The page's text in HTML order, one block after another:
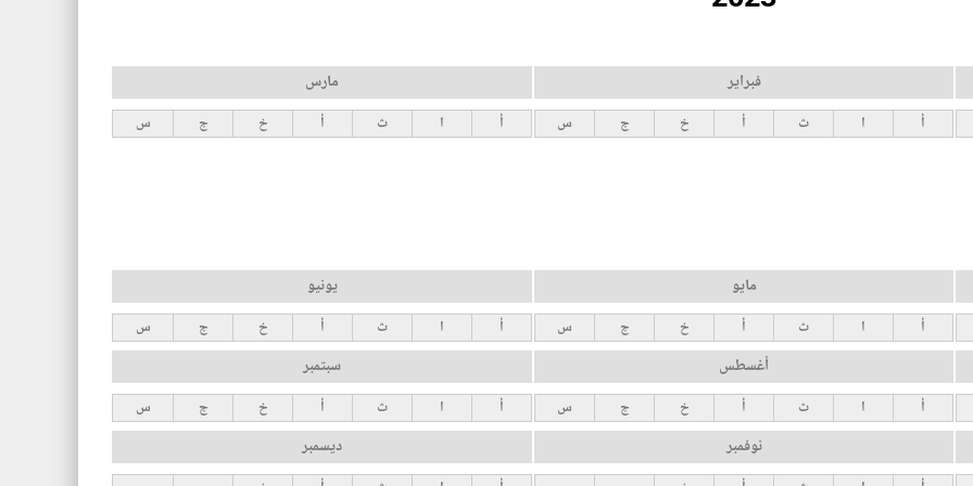
فبراير
أ ا ث أ خ ج س
مارس
أ ا ث أ خ ج س
مايو
أ ا ث أ خ ج س
يونيو
أ ا ث أ خ ج س
أغسطس
أ ا ث أ خ ج س
سبتمبر
أ ا ث أ خ ج س
نوفمبر ديسمبر